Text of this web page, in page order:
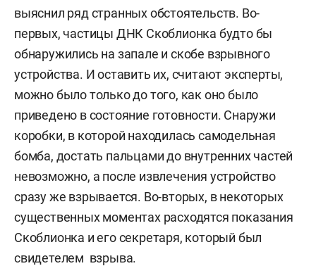
выяснил ряд странных обстоятельств. Во-
первых, частицы ДНК Скоблионка будто бы
обнаружились на запале и скобе взрывного
устройства. И оставить их, считают эксперты,
можно было только до того, как оно было
приведено в состояние готовности. Снаружи
коробки, в которой находилась самодельная
бомба, достать пальцами до внутренних частей
невозможно, а после извлечения устройство
сразу же взрывается. Во-вторых, в некоторых
существенных моментах расходятся показания
Скоблионка и его секретаря, который был
свидетелем взрыва.